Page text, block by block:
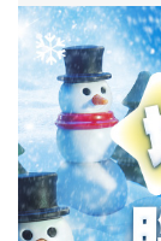
最新活動